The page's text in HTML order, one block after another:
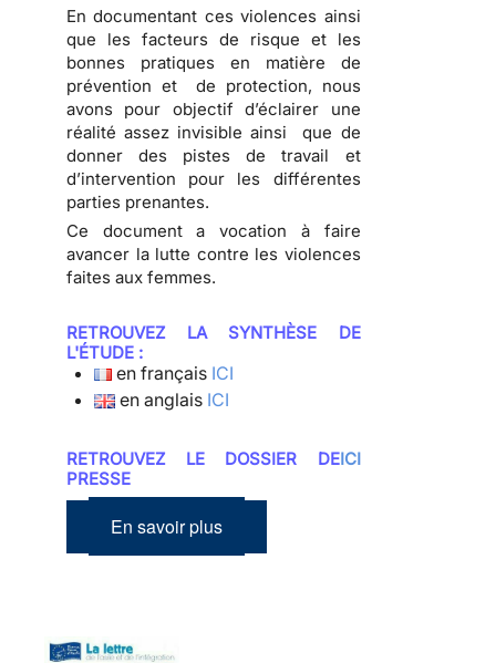
En documentant ces violences ainsi
que les facteurs de risque et les
bonnes pratiques en matière de
prévention et de protection, nous
avons pour objectif d’éclairer une
réalité assez invisible ainsi que de
donner des pistes de travail et
d’intervention pour les différentes
parties prenantes.
Ce document a vocation à faire
avancer la lutte contre les violences
faites aux femmes.
RETROUVEZ LA SYNTHÈSE DE
L'ÉTUDE :
en français ICI
en anglais ICI
RETROUVEZ LE DOSSIER DE
PRESSE
ICI
En savoir plus